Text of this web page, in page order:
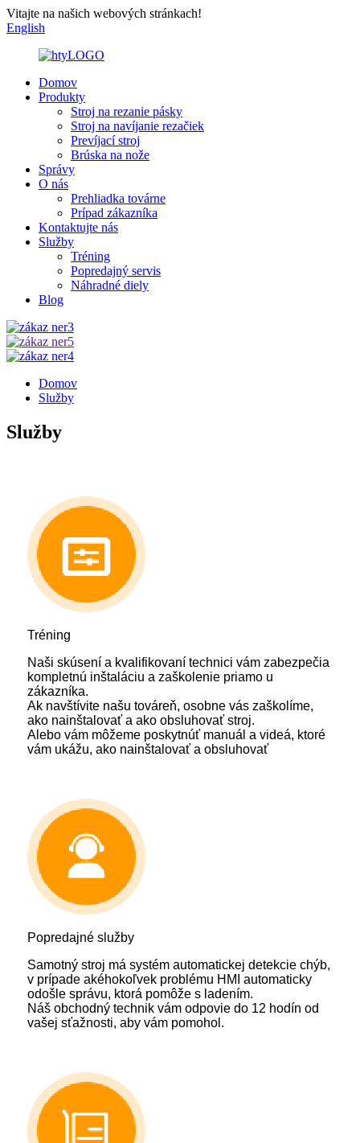
Vitajte na našich webových stránkach!
English
Domov
Produkty
Stroj na rezanie pásky
Stroj na navíjanie rezačiek
Prevíjací stroj
Brúska na nože
Správy
O nás
Prehliadka továrne
Prípad zákazníka
Kontaktujte nás
Služby
Tréning
Popredajný servis
Náhradné diely
Blog
Domov
Služby
Služby
Tréning
Naši skúsení a kvalifikovaní technici vám zabezpečia
kompletnú inštaláciu a zaškolenie priamo u
zákazníka.
Ak navštívite našu továreň, osobne vás zaškolíme,
ako nainštalovať a ako obsluhovať stroj.
Alebo vám môžeme poskytnúť manuál a videá, ktoré
vám ukážu, ako nainštalovať a obsluhovať
Popredajné služby
Samotný stroj má systém automatickej detekcie chýb,
v prípade akéhokoľvek problému HMI automaticky
odošle správu, ktorá pomôže s ladením.
Náš obchodný technik vám odpovie do 12 hodín od
vašej sťažnosti, aby vám pomohol.